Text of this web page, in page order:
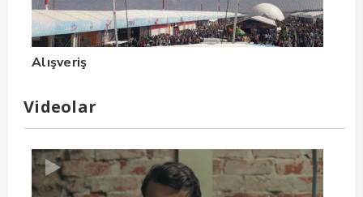
Alışveriş
Videolar